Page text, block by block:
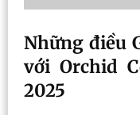
Những điều
với Orchid
2025